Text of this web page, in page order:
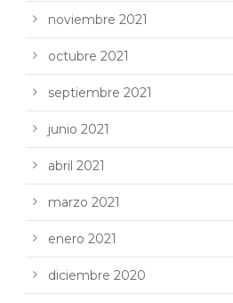
noviembre 2021
octubre 2021
septiembre 2021
junio 2021
abril 2021
marzo 2021
enero 2021
diciembre 2020